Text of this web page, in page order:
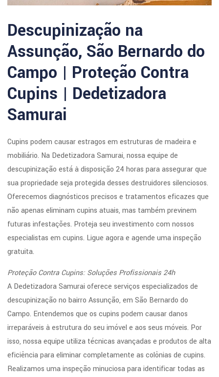
Descupinização na
Assunção, São Bernardo do
Campo | Proteção Contra
Cupins | Dedetizadora
Samurai
Cupins podem causar estragos em estruturas de madeira e
mobiliário. Na Dedetizadora Samurai, nossa equipe de
descupinização está à disposição 24 horas para assegurar que
sua propriedade seja protegida desses destruidores silenciosos.
Oferecemos diagnósticos precisos e tratamentos eficazes que
não apenas eliminam cupins atuais, mas também previnem
futuras infestações. Proteja seu investimento com nossos
especialistas em cupins. Ligue agora e agende uma inspeção
gratuita.
Proteção Contra Cupins: Soluções Profissionais 24h
A Dedetizadora Samurai oferece serviços especializados de
descupinização no bairro Assunção, em São Bernardo do
Campo. Entendemos que os cupins podem causar danos
irreparáveis à estrutura do seu imóvel e aos seus móveis. Por
isso, nossa equipe utiliza técnicas avançadas e produtos de alta
eficiência para eliminar completamente as colônias de cupins.
Realizamos uma inspeção minuciosa para identificar todas as